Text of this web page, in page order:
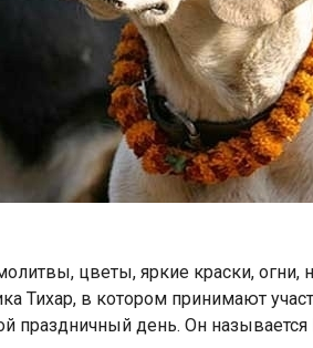
цветы, яркие краски,
Тихар, в котором принимают
праздничный день. Он